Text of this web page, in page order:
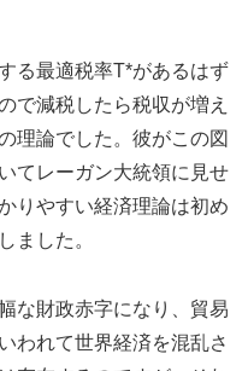
る最適税率T*があるはず
で減税したら税収が増え
理論でした。彼がこの図
てレーガン大統領に見せ
りやすい経済理論は初め
ました。
な財政赤字になり、貿易
われて世界経済を混乱さ